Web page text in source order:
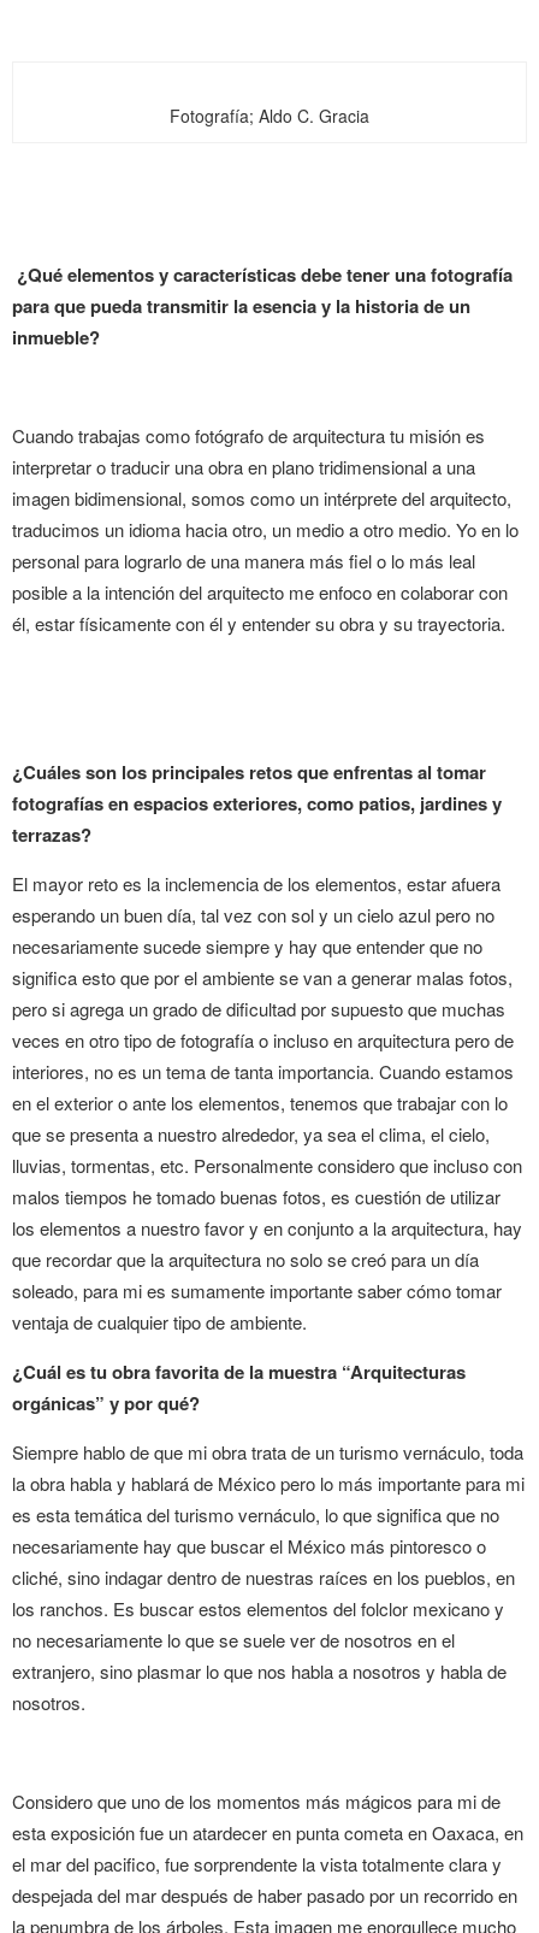
Fotografía; Aldo C. Gracia
¿Qué elementos y características debe tener una fotografía
para que pueda transmitir la esencia y la historia de un
inmueble?
Cuando trabajas como fotógrafo de arquitectura tu misión es
interpretar o traducir una obra en plano tridimensional a una
imagen bidimensional, somos como un intérprete del arquitecto,
traducimos un idioma hacia otro, un medio a otro medio. Yo en lo
personal para lograrlo de una manera más fiel o lo más leal
posible a la intención del arquitecto me enfoco en colaborar con
él, estar físicamente con él y entender su obra y su trayectoria.
¿Cuáles son los principales retos que enfrentas al tomar
fotografías en espacios exteriores, como patios, jardines y
terrazas?
El mayor reto es la inclemencia de los elementos, estar afuera
esperando un buen día, tal vez con sol y un cielo azul pero no
necesariamente sucede siempre y hay que entender que no
significa esto que por el ambiente se van a generar malas fotos,
pero si agrega un grado de dificultad por supuesto que muchas
veces en otro tipo de fotografía o incluso en arquitectura pero de
interiores, no es un tema de tanta importancia. Cuando estamos
en el exterior o ante los elementos, tenemos que trabajar con lo
que se presenta a nuestro alrededor, ya sea el clima, el cielo,
lluvias, tormentas, etc. Personalmente considero que incluso con
malos tiempos he tomado buenas fotos, es cuestión de utilizar
los elementos a nuestro favor y en conjunto a la arquitectura, hay
que recordar que la arquitectura no solo se creó para un día
soleado, para mi es sumamente importante saber cómo tomar
ventaja de cualquier tipo de ambiente.
¿Cuál es tu obra favorita de la muestra “Arquitecturas
orgánicas” y por qué?
Siempre hablo de que mi obra trata de un turismo vernáculo, toda
la obra habla y hablará de México pero lo más importante para mi
es esta temática del turismo vernáculo, lo que significa que no
necesariamente hay que buscar el México más pintoresco o
cliché, sino indagar dentro de nuestras raíces en los pueblos, en
los ranchos. Es buscar estos elementos del folclor mexicano y
no necesariamente lo que se suele ver de nosotros en el
extranjero, sino plasmar lo que nos habla a nosotros y habla de
nosotros.
Considero que uno de los momentos más mágicos para mi de
esta exposición fue un atardecer en punta cometa en Oaxaca, en
el mar del pacifico, fue sorprendente la vista totalmente clara y
despejada del mar después de haber pasado por un recorrido en
la penumbra de los árboles. Esta imagen me enorgullece mucho